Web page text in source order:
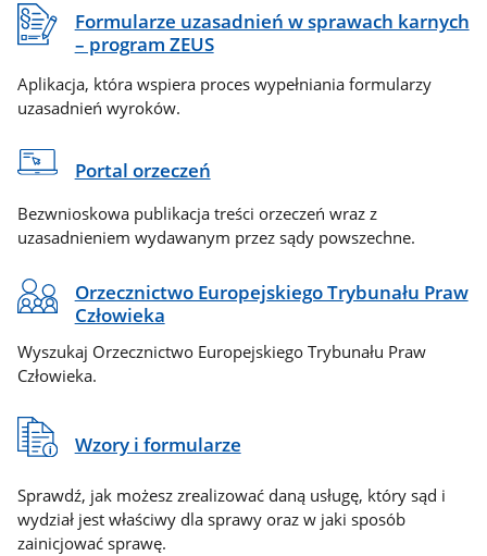
Formularze uzasadnień w sprawach karnych
– program ZEUS
Aplikacja, która wspiera proces wypełniania formularzy
uzasadnień wyroków.
Portal orzeczeń
Bezwnioskowa publikacja treści orzeczeń wraz z
uzasadnieniem wydawanym przez sądy powszechne.
Orzecznictwo Europejskiego Trybunału Praw
Człowieka
Wyszukaj Orzecznictwo Europejskiego Trybunału Praw
Człowieka.
Wzory i formularze
Sprawdź, jak możesz zrealizować daną usługę, który sąd i
wydział jest właściwy dla sprawy oraz w jaki sposób
zainicjować sprawę.